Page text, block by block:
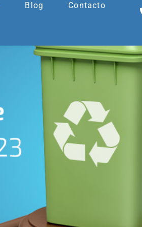
Blog Contacto